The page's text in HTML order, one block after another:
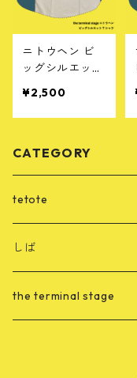
ニトウヘン ビ
ッグシルエット
erminal stage
¥2,500
CATEGORY
tetote
CD
merch
しば
音源
the terminal stage